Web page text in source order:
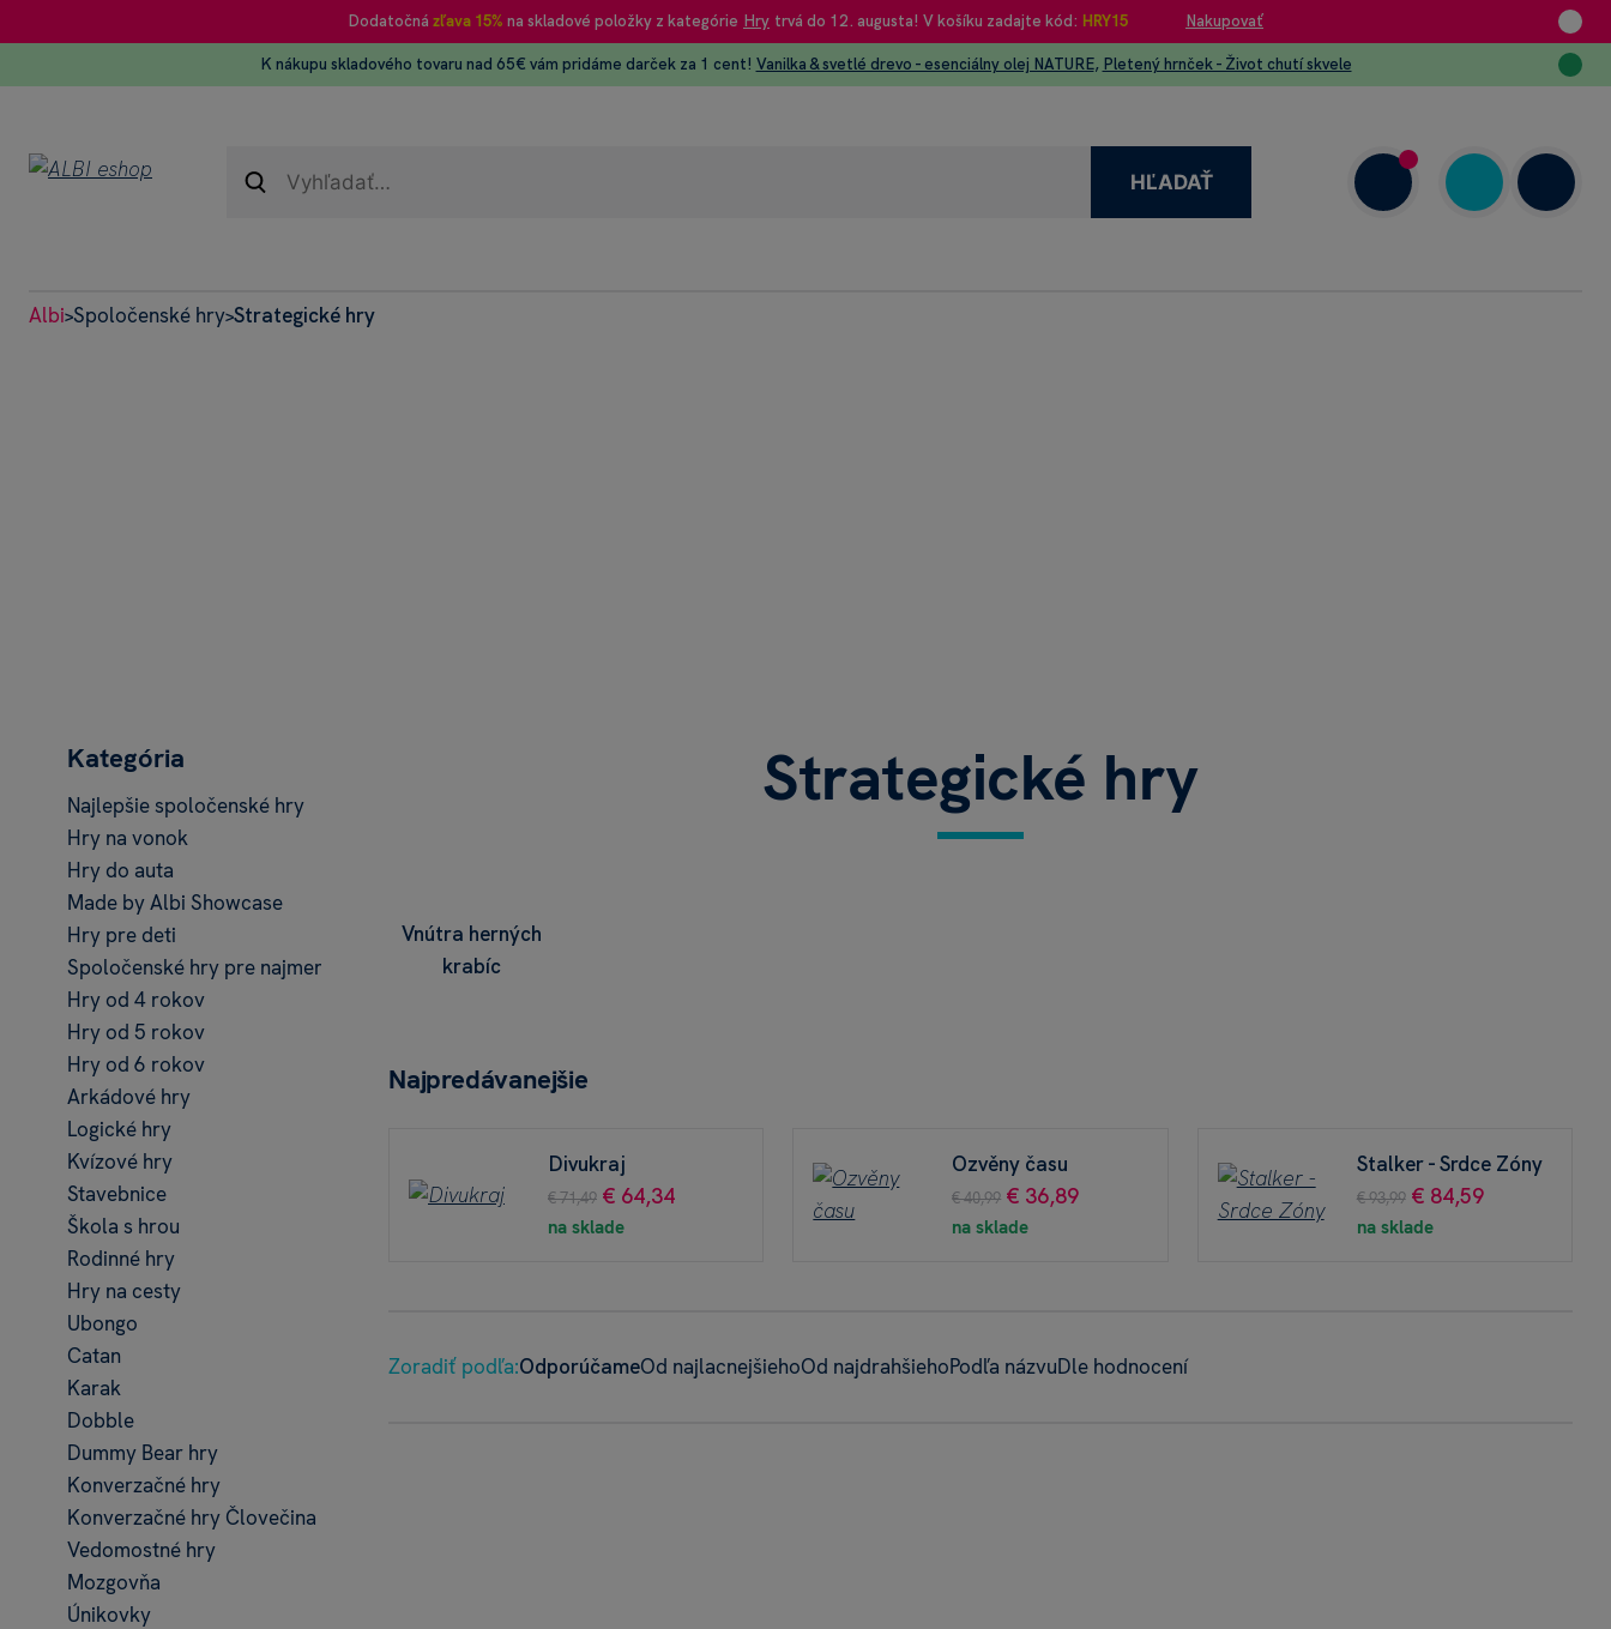
Dodatočná zľava 15% na skladové položky z kategórie Hry trvá do 12. augusta! V košíku zadajte kód: HRY15 Nakupovať
K nákupu skladového tovaru nad 65€ vám pridáme darček za 1 cent! Vanilka & svetlé drevo - esenciálny olej NATURE, Pletený hrnček - Život chutí skvele
HĽADAŤ
Albi>Spoločenské hry>Strategické hry
Kategória
Najlepšie spoločenské hry
Hry na vonok
Hry do auta
Made by Albi Showcase
Hry pre deti
Spoločenské hry pre najmenšie deti
Hry od 4 rokov
Hry od 5 rokov
Hry od 6 rokov
Arkádové hry
Logické hry
Kvízové hry
Stavebnice
Škola s hrou
Rodinné hry
Hry na cesty
Ubongo
Catan
Karak
Dobble
Dummy Bear hry
Konverzačné hry
Konverzačné hry Človečina
Vedomostné hry
Mozgovňa
Únikovky
Strategické hry
Vnútra herných
krabíc
Najpredávanejšie
Divukraj
na sklade
€ 71,49 € 64,34
Ozvěny času
na sklade
€ 40,99 € 36,89
Stalker - Srdce Zóny
na sklade
€ 93,99 € 84,59
Zoradiť podľa:OdporúčameOd najlacnejšiehoOd najdrahšiehoPodľa názvuDle hodnocení